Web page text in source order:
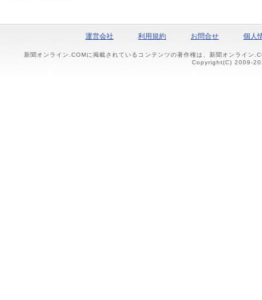
運営会社 利用規約 お問合せ 個人
新聞オンライン.COMに掲載されているコンテンツの著作権は、新聞オンライン
Copyright(C) 2009-